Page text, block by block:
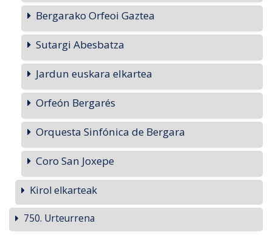
Bergarako Orfeoi Gaztea
Sutargi Abesbatza
Jardun euskara elkartea
Orfeón Bergarés
Orquesta Sinfónica de Bergara
Coro San Joxepe
Kirol elkarteak
750. Urteurrena